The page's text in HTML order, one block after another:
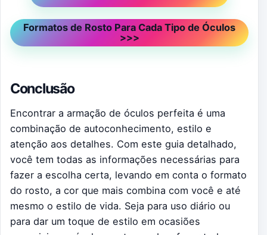
Formatos de Rosto Para Cada Tipo de Óculos
>>>
Conclusão
Encontrar a armação de óculos perfeita é uma
combinação de autoconhecimento, estilo e
atenção aos detalhes. Com este guia detalhado,
você tem todas as informações necessárias para
fazer a escolha certa, levando em conta o formato
do rosto, a cor que mais combina com você e até
mesmo o estilo de vida. Seja para uso diário ou
para dar um toque de estilo em ocasiões